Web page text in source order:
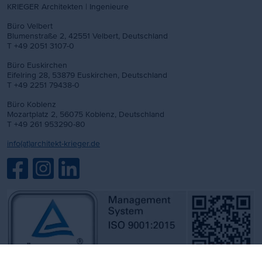
KRIEGER Architekten | Ingenieure
Büro Velbert
Blumenstraße 2, 42551 Velbert, Deutschland
T +49 2051 3107-0
Büro Euskirchen
Eifelring 28, 53879 Euskirchen, Deutschland
T +49 2251 79438-0
Büro Koblenz
Mozartplatz 2, 56075 Koblenz, Deutschland
T +49 261 953290-80
info(at)architekt-krieger.de